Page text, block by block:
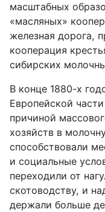
масштабных
«масляных»
железная дорога,
кооперация
сибирских
В конце 1880-х
Европейской
причиной
хозяйств в
способствовали
и социальные
переходили от
скотоводству, и
держали больше